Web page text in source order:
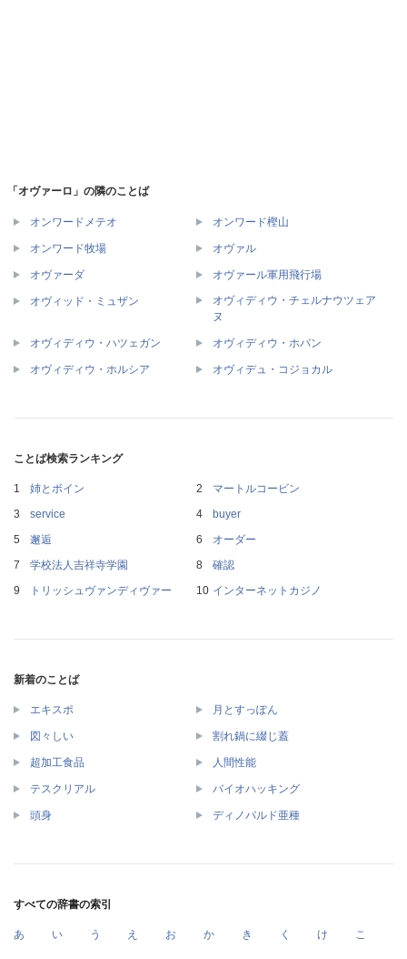
「オヴァーロ」の隣のことば
オンワードメテオ オンワード樫山
オンワード牧場 オヴァル
オヴァーダ オヴァール軍用飛行場
オヴィッド・ミュザン
オヴィディウ・チェルナウツェア
ヌ
オヴィディウ・ハツェガン オヴィディウ・ホバン
オヴィディウ・ホルシア オヴィデュ・コジョカル
ことば検索ランキング
姉とボイン
マートルコービン
service
buyer
邂逅
オーダー
学校法人吉祥寺学園
確認
トリッシュヴァンディヴァー
インターネットカジノ
新着のことば
エキスポ 月とすっぽん
図々しい 割れ鍋に綴じ蓋
超加工食品 人間性能
テスクリアル バイオハッキング
頭身 ディノバルド亜種
すべての辞書の索引
あ い う え お か き く け こ